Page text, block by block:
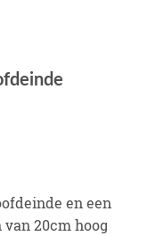
en een
20cm hoog